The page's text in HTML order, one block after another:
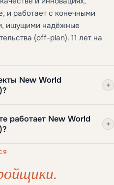
и работает с конечными
ищущими надёжные
(off-plan). 11 лет на
New World
+
работает New World
+